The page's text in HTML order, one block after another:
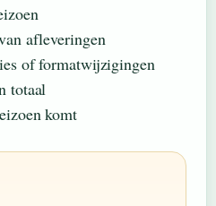
afleveringen
of formatwijzigingen
totaal
komt